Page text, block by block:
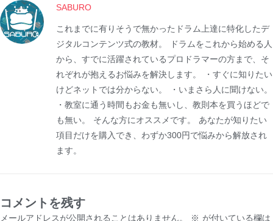
SABURO
これまでに有りそうで無かったドラム上達に特化したデ
ジタルコンテンツ式の教材。 ドラムをこれから始める人
から、すでに活躍されているプロドラマーの方まで、そ
れぞれが抱えるお悩みを解決します。 ・すぐに知りたい
けどネットでは分からない。 ・いまさら人に聞けない。
・教室に通う時間もお金も無いし、教則本を買うほどで
も無い。 そんな方にオススメです。 あなたが知りたい
項目だけを購入でき、わずか300円で悩みから解放され
ます。
コメントを残す